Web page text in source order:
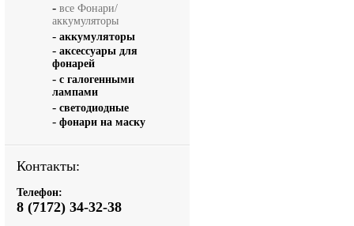
- все Фонари/
аккумуляторы
- аккумуляторы
- аксессуары для
фонарей
- с галогенными
лампами
- светодиодные
- фонари на маску
Контакты:
Телефон:
8 (7172) 34-32-38